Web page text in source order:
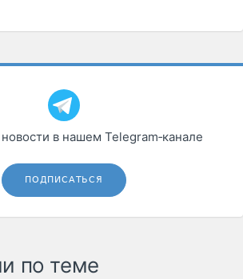
в нашем Telegram‑канале
ПОДПИСАТЬСЯ
по теме